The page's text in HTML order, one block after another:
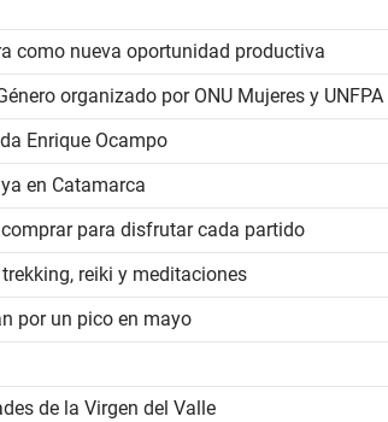
como nueva oportunidad productiva
organizado por ONU Mujeres y UNFPA
Enrique Ocampo
en Catamarca
para disfrutar cada partido
reiki y meditaciones
por un pico en mayo
de la Virgen del Valle